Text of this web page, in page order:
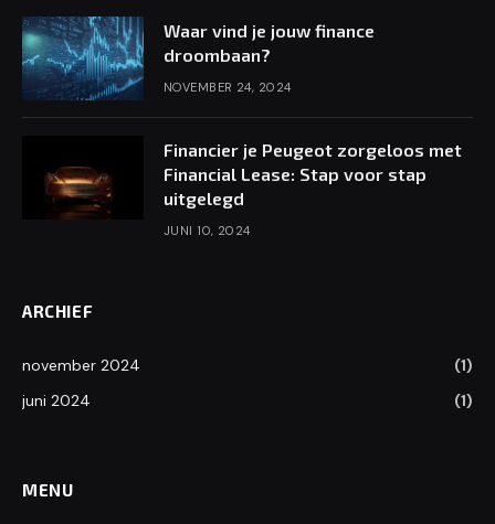
Waar vind je jouw finance
droombaan?
NOVEMBER 24, 2024
Financier je Peugeot zorgeloos met
Financial Lease: Stap voor stap
uitgelegd
JUNI 10, 2024
ARCHIEF
november 2024
(1)
juni 2024
(1)
MENU